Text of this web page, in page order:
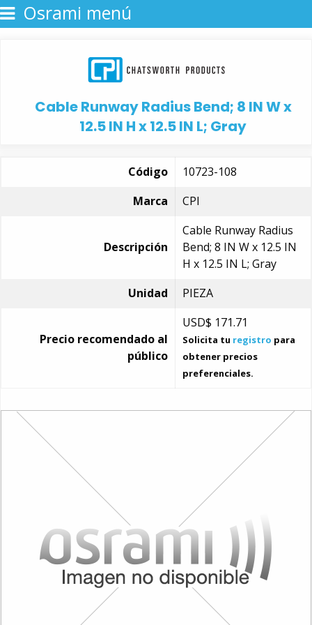
Osrami menú
Cable Runway Radius Bend; 8 IN W x
12.5 IN H x 12.5 IN L; Gray
Código
10723-108
Marca
CPI
Descripción
Cable Runway Radius
Bend; 8 IN W x 12.5 IN
H x 12.5 IN L; Gray
Unidad
PIEZA
Precio recomendado al
público
USD$ 171.71
Solicita tu registro para
obtener precios
preferenciales.